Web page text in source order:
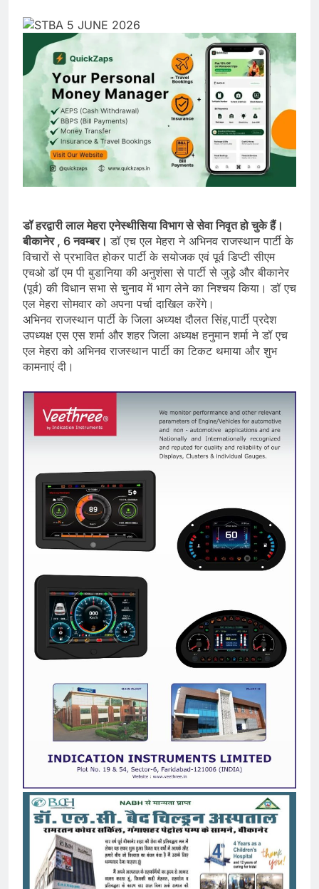
डॉ हरद्वारी लाल मेहरा एनेस्थीसिया विभाग से सेवा निवृत हो चुके हैं।
बीकानेर , 6 नवम्बर।डॉ एच एल मेहरा ने अभिनव राजस्थान पार्टी के
विचारों से प्रभावित होकर पार्टी के सयोजक एवं पूर्व डिप्टी सीएम
एचओ डॉ एम पी बुडानिया की अनुशंसा से पार्टी से जुड़े और बीकानेर
(पूर्व) की विधान सभा से चुनाव में भाग लेने का निश्चय किया। डॉ एच
एल मेहरा सोमवार को अपना पर्चा दाखिल करेंगे।
अभिनव राजस्थान पार्टी के जिला अध्यक्ष दौलत सिंह,पार्टी प्रदेश
उपध्यक्ष एस एस शर्मा और शहर जिला अध्यक्ष हनुमान शर्मा ने डॉ एच
एल मेहरा को अभिनव राजस्थान पार्टी का टिकट थमाया और शुभ
कामनाएं दी।